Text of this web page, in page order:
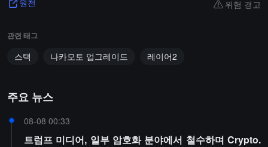
원천 위험 경고
관련 태그
스택 나카모토 업그레이드 레이어2
주요 뉴스
08-08 00:33
트럼프 미디어, 일부 암호화 분야에서 철수하며 Crypto.